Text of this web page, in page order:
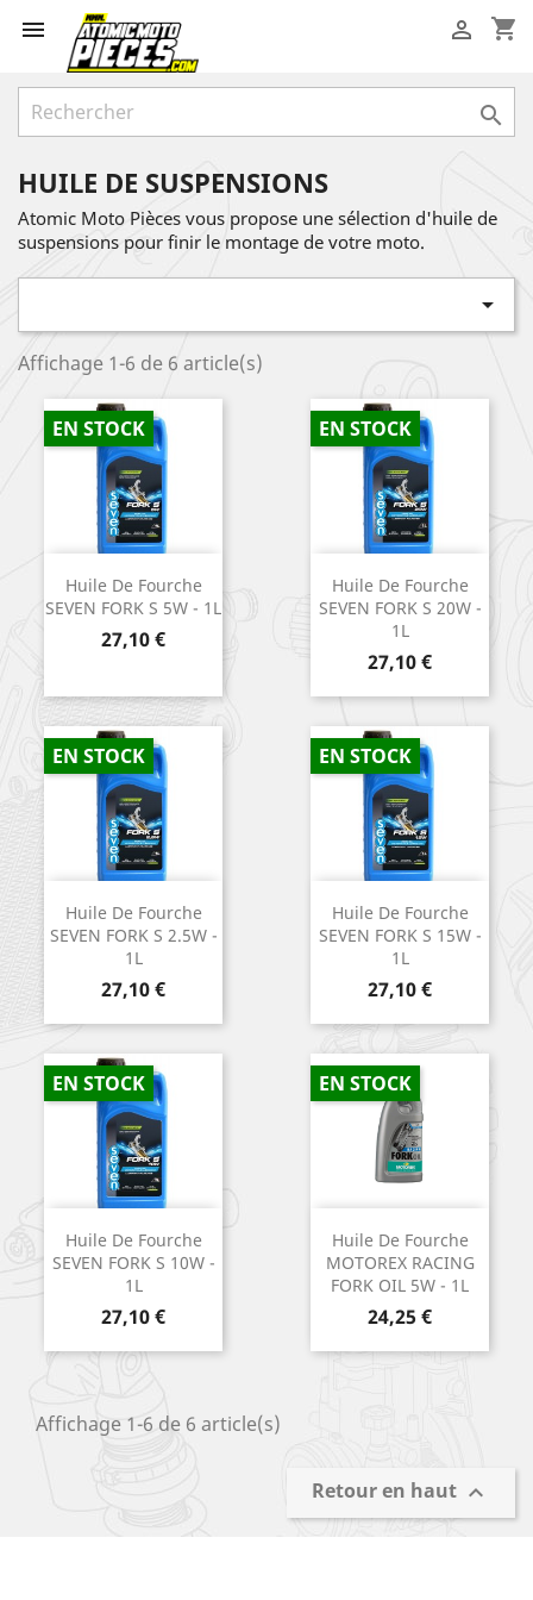
 shopping_cart


HUILE DE SUSPENSIONS
Atomic Moto Pièces vous propose une sélection d'huile de
suspensions pour finir le montage de votre moto.

Affichage 1-6 de 6 article(s)
Huile De Fourche
SEVEN FORK S 5W - 1L
Prix
27,10 €
EN STOCK
Huile De Fourche
SEVEN FORK S 20W -
1L
Prix
27,10 €
EN STOCK
Huile De Fourche
SEVEN FORK S 2.5W -
1L
Prix
27,10 €
EN STOCK
Huile De Fourche
SEVEN FORK S 15W -
1L
Prix
27,10 €
EN STOCK
Huile De Fourche
SEVEN FORK S 10W -
1L
Prix
27,10 €
EN STOCK
Huile De Fourche
MOTOREX RACING
FORK OIL 5W - 1L
Prix
24,25 €
EN STOCK
Affichage 1-6 de 6 article(s)
Retour en haut 